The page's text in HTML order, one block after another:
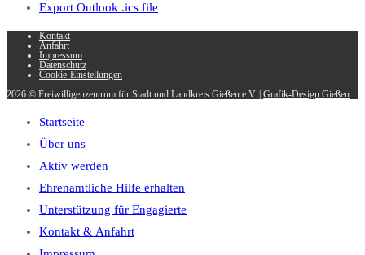
Export Outlook .ics file
Kontakt
Anfahrt
Impressum
Datenschutz
Cookie-Einstellungen
2026 © Freiwilligenzentrum für Stadt und Landkreis Gießen e.V. | Grafik-Design Gießen
Startseite
Über uns
Aktiv werden
Ehrenamtliche Hilfe erhalten
Unterstützung für Engagierte
Kontakt & Anfahrt